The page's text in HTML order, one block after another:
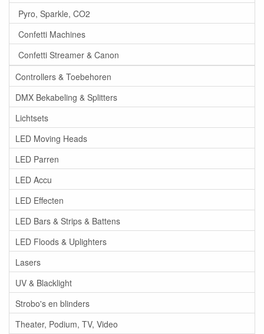
Pyro, Sparkle, CO2
Confetti Machines
Confetti Streamer & Canon
Controllers & Toebehoren
DMX Bekabeling & Splitters
Lichtsets
LED Moving Heads
LED Parren
LED Accu
LED Effecten
LED Bars & Strips & Battens
LED Floods & Uplighters
Lasers
UV & Blacklight
Strobo's en blinders
Theater, Podium, TV, Video